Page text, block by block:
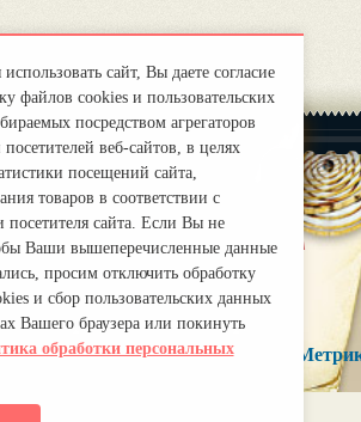
Правила
mirprognoz@mail.ru
сайт, Вы даете согласие
файлов cookies и пользовательских
посредством агрегаторов
посетителей веб-сайтов, в целях
посещений сайта,
товаров в соответствии с
посетителя сайта. Если Вы не
Ваши вышеперечисленные данные
просим отключить обработку
и сбор пользовательских данных
Вашего браузера или покинуть
обработки персональных